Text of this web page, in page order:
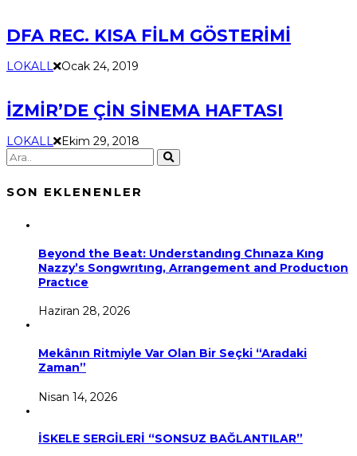
DFA REC. KISA FİLM GÖSTERİMİ
LOKALL Ocak 24, 2019
İZMİR’DE ÇİN SİNEMA HAFTASI
LOKALL Ekim 29, 2018
SON EKLENENLER
Beyond the Beat: Understandıng Chınaza Kıng
Nazzy’s Songwrıtıng, Arrangement and Productıon
Practıce
Haziran 28, 2026
Mekânın Ritmiyle Var Olan Bir Seçki “Aradaki
Zaman”
Nisan 14, 2026
İSKELE SERGİLERİ “SONSUZ BAĞLANTILAR”